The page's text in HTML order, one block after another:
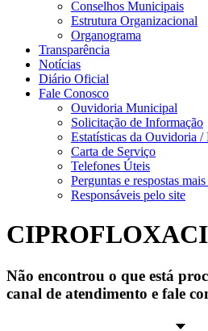
Conselhos Municipais
Estrutura Organizacional
Organograma
Transparência
Notícias
Diário Oficial
Fale Conosco
Ouvidoria Municipal
Solicitação de Informação
Estatísticas da Ouvidoria /
Carta de Serviço
Telefones Úteis
Perguntas e respostas
Responsáveis pelo site
Não encontrou o que está
canal de atendimento e fale